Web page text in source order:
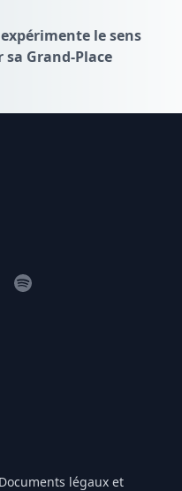
le sens
Grand-Place
Spotify
Documents légaux et